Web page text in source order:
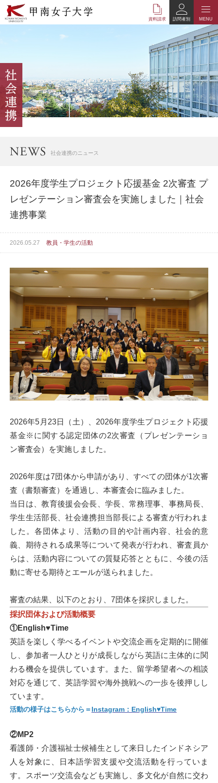
本
文
へ
ナ
ビ
ゲ
ー
シ
ョ
資料請求 MENU
訪問者別
社会連携のニュース
2026年度学生プロジェクト応援基金 2次審査 プ
レゼンテーション審査会を実施しました｜社会
連携事業
2026.05.27 教員・学生の活動
2026年5月23日（土）、2026年度学生プロジェクト応援
基金※に関する認定団体の2次審査（プレゼンテーショ
ン審査会）を実施しました。
2026年度は7団体から申請があり、すべての団体が1次審
査（書類審査）を通過し、本審査会に臨みました。
当日は、教育後援会会長、学長、常務理事、事務局長、
学生生活部長、社会連携担当部長による審査が行われま
した。各団体より、活動の目的や計画内容、社会的意
義、期待される成果等について発表が行われ、審査員か
らは、活動内容についての質疑応答とともに、今後の活
動に寄せる期待とエールが送られました。
審査の結果、以下のとおり、7団体を採択しました。
採択団体および活動概要
①English♥Time
英語を楽しく学べるイベントや交流企画を定期的に開催
し、参加者一人ひとりが成長しながら英語に主体的に関
わる機会を提供しています。また、留学希望者への相談
対応を通じて、英語学習や海外挑戦への一歩を後押しし
ています。
活動の様子はこちらから＝Instagram：English♥Time
②MP2
看護師・介護福祉士候補生として来日したインドネシア
人を対象に、日本語学習支援や交流活動を行っていま
す。スポーツ交流会なども実施し、多文化が自然に交わ